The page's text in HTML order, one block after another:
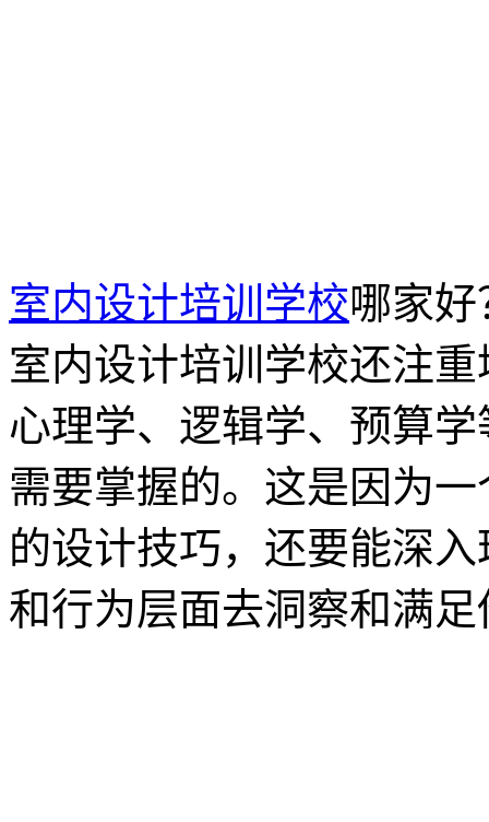
室内设计培训学校哪家
室内设计培训学校还注
心理学、逻辑学、预算
需要掌握的。这是因为
的设计技巧，还要能深
和行为层面去洞察和满足